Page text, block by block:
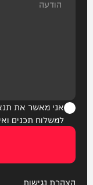
אני מאשר את
למשלוח תכנים
הצהרת נגישות